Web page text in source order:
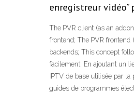
enregistreur
The PVR client (as an
frontend; The PVR
backends; This concept
facilement. En ajoutant un
IPTV de base utilisée par
guides de programmes